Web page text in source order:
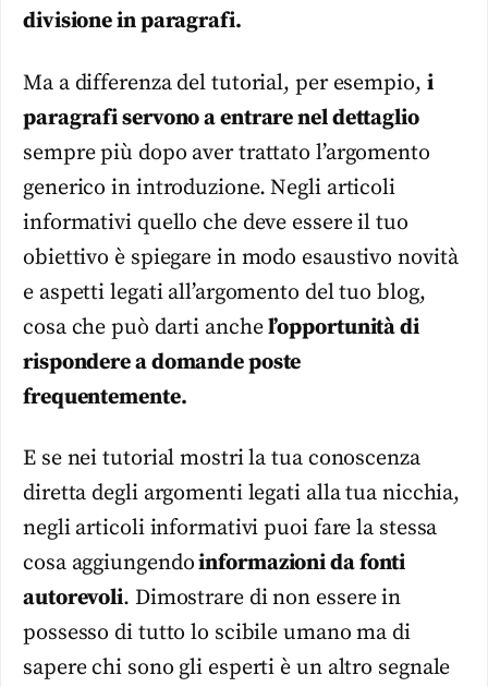
divisione in paragrafi.
Ma a differenza del tutorial, per esempio, i
paragrafi servono a entrare nel dettaglio
sempre più dopo aver trattato l’argomento
generico in introduzione. Negli articoli
informativi quello che deve essere il tuo
obiettivo è spiegare in modo esaustivo novità
e aspetti legati all’argomento del tuo blog,
cosa che può darti anchel’opportunità di
rispondere a domande poste
frequentemente.
E se nei tutorial mostri la tua conoscenza
diretta degli argomenti legati alla tua nicchia,
negli articoli informativi puoi fare la stessa
cosa aggiungendoinformazioni da fonti
autorevoli. Dimostrare di non essere in
possesso di tutto lo scibile umano ma di
sapere chi sono gli esperti è un altro segnale